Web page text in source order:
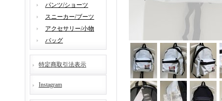
パンツ/ショーツ
スニーカー/ブーツ
アクセサリー/小物
バッグ
特定商取引法表示
Instagram